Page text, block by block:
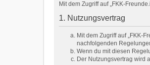
Mit dem Zugriff auf „FKK-
1. Nutzungsvertrag
Mit dem Zugriff auf „FKK-
nachfolgenden
Wenn du mit diesen
Der Nutzungsvertrag wird